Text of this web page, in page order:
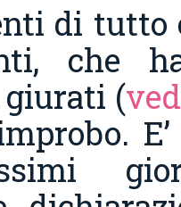
di
che
(